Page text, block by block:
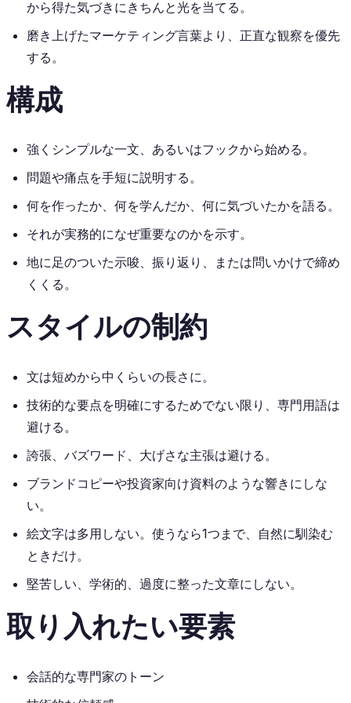
から得た気づきにきちんと光を当てる。
磨き上げたマーケティング言葉より、正直な観察を優先
する。
構成
強くシンプルな一文、あるいはフックから始める。
問題や痛点を手短に説明する。
何を作ったか、何を学んだか、何に気づいたかを語る。
それが実務的になぜ重要なのかを示す。
地に足のついた示唆、振り返り、または問いかけで締め
くくる。
スタイルの制約
文は短めから中くらいの長さに。
技術的な要点を明確にするためでない限り、専門用語は
避ける。
誇張、バズワード、大げさな主張は避ける。
ブランドコピーや投資家向け資料のような響きにしな
い。
絵文字は多用しない。使うなら1つまで、自然に馴染む
ときだけ。
堅苦しい、学術的、過度に整った文章にしない。
取り入れたい要素
会話的な専門家のトーン